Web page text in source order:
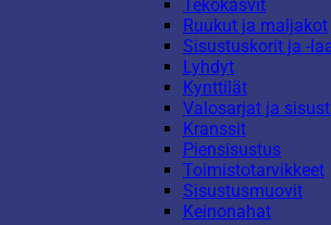
Tekokasvit
Ruukut ja maljakot
Sisustuskorit ja -
Lyhdyt
Kynttilät
Valosarjat ja
Kranssit
Piensisustus
Toimistotarvikkeet
Sisustusmuovit
Keinonahat